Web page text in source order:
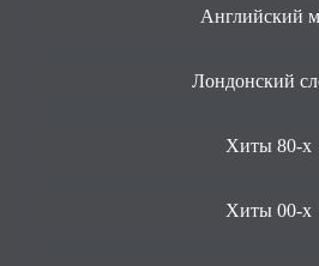
Английский
Лондонский
Хиты 80-х
Хиты 00-х